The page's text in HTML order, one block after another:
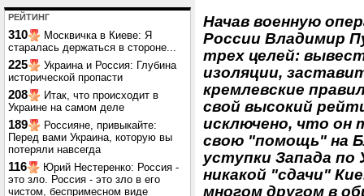
РЕЙТИНГ
310
Москвичка в Киеве: Я
старалась держаться в стороне...
225
Украина и Россия: Глубина
исторической пропасти
208
Итак, что происходит в
Украине на самом деле
189
Россияне, привыкайте:
Перед вами Украина, которую вы
потеряли навсегда
116
Юрий Нестеренко: Россия -
это зло. Россия - это зло в его
чистом, беспримесном виде
Начав военную
России Владимир
трех целей:
изоляции,
кремлевские
свой высокий
исключено, что он
свою "помощь" на
уступки Запада по
никакой "сдачи"
многом другом в